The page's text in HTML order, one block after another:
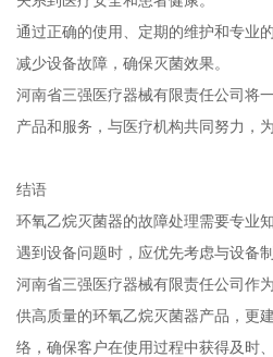
通过正确的使用、定期的维护和专业
减少设备故障，确保灭菌效果。
河南省三强医疗器械有限责任公司将
产品和服务，与医疗机构共同努力，
结语
环氧乙烷灭菌器的故障处理需要专业
遇到设备问题时，应优先考虑与设备
河南省三强医疗器械有限责任公司作
供高质量的环氧乙烷灭菌器产品，更
络，确保客户在使用过程中获得及时